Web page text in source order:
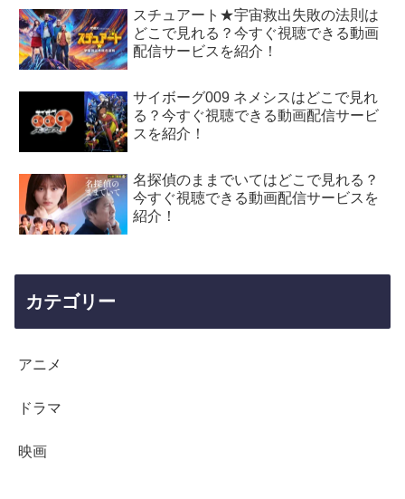
スチュアート★宇宙救出失敗の法則は
どこで見れる？今すぐ視聴できる動画
配信サービスを紹介！
サイボーグ009 ネメシスはどこで見れ
る？今すぐ視聴できる動画配信サービ
スを紹介！
名探偵のままでいてはどこで見れる？
今すぐ視聴できる動画配信サービスを
紹介！
カテゴリー
アニメ
ドラマ
映画